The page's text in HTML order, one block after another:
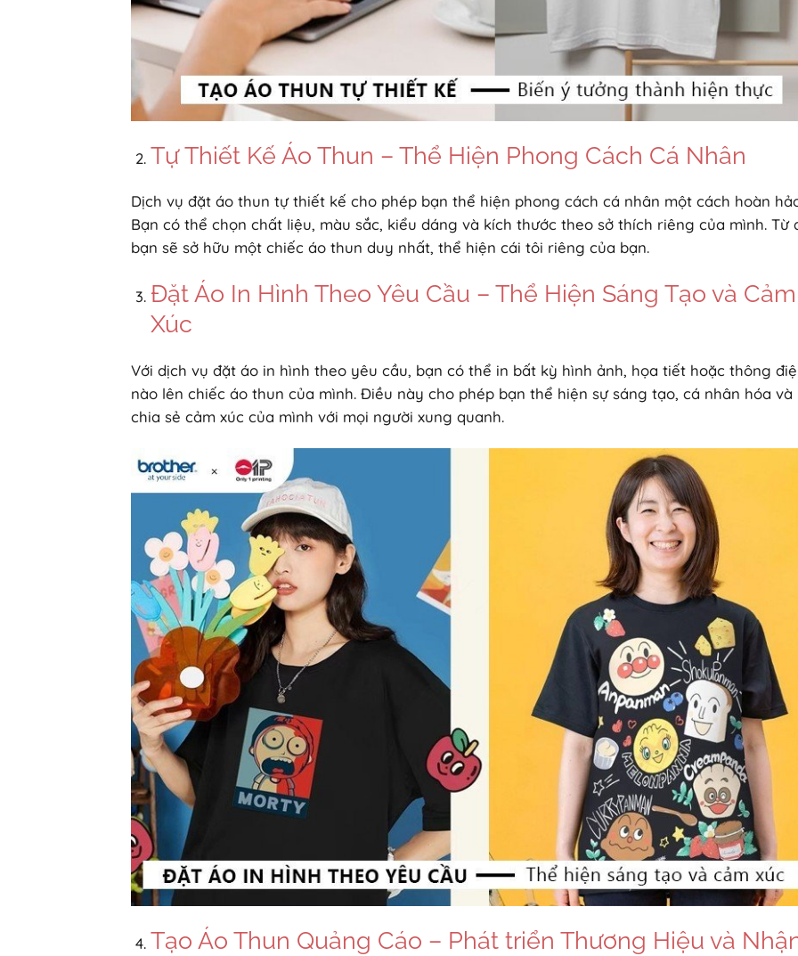
Tự Thiết Kế Áo Thun – Thể Hiện Phong Cách Cá Nhân
Dịch vụ đặt áo thun tự thiết kế cho phép bạn thể hiện phong cách cá nhân một cách hoàn
Bạn có thể chọn chất liệu, màu sắc, kiểu dáng và kích thước theo sở thích riêng của mình. Từ
bạn sẽ sở hữu một chiếc áo thun duy nhất, thể hiện cái tôi riêng của bạn.
Đặt Áo In Hình Theo Yêu Cầu – Thể Hiện Sáng Tạo và Cảm
Xúc
Với dịch vụ đặt áo in hình theo yêu cầu, bạn có thể in bất kỳ hình ảnh, họa tiết hoặc thông
nào lên chiếc áo thun của mình. Điều này cho phép bạn thể hiện sự sáng tạo, cá nhân hóa và
chia sẻ cảm xúc của mình với mọi người xung quanh.
Tạo Áo Thun Quảng Cáo – Phát triển Thương Hiệu và